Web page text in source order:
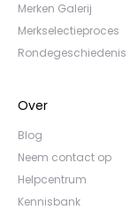
Merken Galerij
Merkselectieproces
Rondegeschiedenis
Over
Blog
Neem contact op
Helpcentrum
Kennisbank